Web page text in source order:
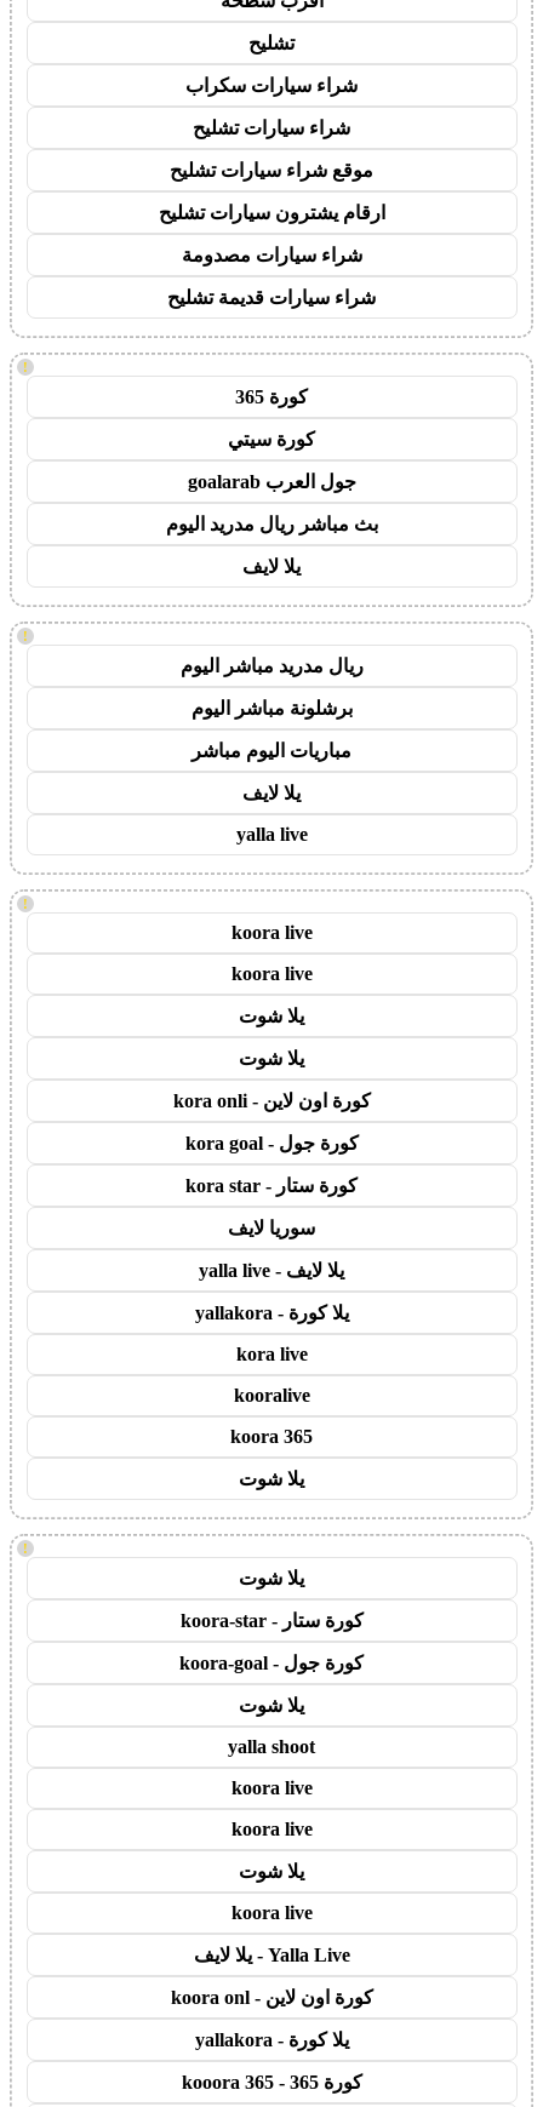
تشليح
شراء سيارات سكراب
شراء سيارات تشليح
موقع شراء سيارات تشليح
ارقام يشترون سيارات تشليح
شراء سيارات مصدومة
شراء سيارات قديمة تشليح
!
كورة 365
كورة سيتي
جول العرب goalarab
بث مباشر ريال مدريد اليوم
يلا لايف
!
ريال مدريد مباشر اليوم
برشلونة مباشر اليوم
مباريات اليوم مباشر
يلا لايف
yalla live
!
koora live
koora live
يلا شوت
يلا شوت
كورة اون لاين - kora onli
كورة جول - kora goal
كورة ستار - kora star
سوريا لايف
يلا لايف - yalla live
يلا كورة - yallakora
kora live
kooralive
koora 365
يلا شوت
!
يلا شوت
كورة ستار - koora-star
كورة جول - koora-goal
يلا شوت
yalla shoot
koora live
koora live
يلا شوت
koora live
Yalla Live - يلا لايف
كورة اون لاين - koora onl
يلا كورة - yallakora
كورة 365 - kooora 365